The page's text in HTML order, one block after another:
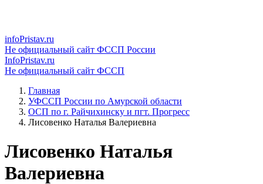
infoPristav.ru
Не официальный сайт ФССП России
InfoPristav.ru
Не официальный сайт ФССП
Главная
УФССП России по Амурской области
ОСП по г. Райчихинску и пгт. Прогресс
Лисовенко Наталья Валериевна
Лисовенко Наталья
Валериевна